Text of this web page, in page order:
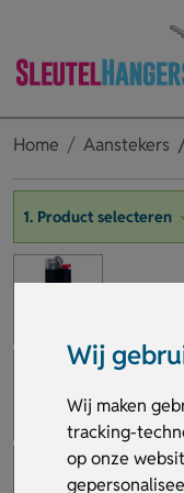
Wij
Wij maken
tracking-
op onze
Home Aanstekers
1. Product selecteren